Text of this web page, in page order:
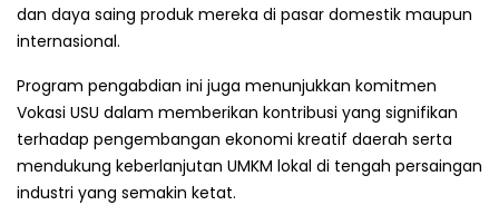
dan daya saing produk mereka di pasar domestik maupun
internasional.
Program pengabdian ini juga menunjukkan komitmen
Vokasi USU dalam memberikan kontribusi yang signifikan
terhadap pengembangan ekonomi kreatif daerah serta
mendukung keberlanjutan UMKM lokal di tengah persaingan
industri yang semakin ketat.